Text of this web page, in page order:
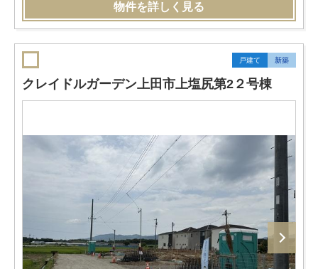
物件を詳しく見る
戸建て 新築
クレイドルガーデン上田市上塩尻第2２号棟